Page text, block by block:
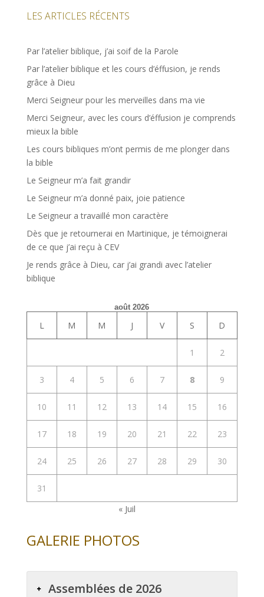
LES ARTICLES RÉCENTS
Par l’atelier biblique, j’ai soif de la Parole
Par l’atelier biblique et les cours d’éffusion, je rends
grâce à Dieu
Merci Seigneur pour les merveilles dans ma vie
Merci Seigneur, avec les cours d’éffusion je comprends
mieux la bible
Les cours bibliques m’ont permis de me plonger dans
la bible
Le Seigneur m’a fait grandir
Le Seigneur m’a donné paix, joie patience
Le Seigneur a travaillé mon caractère
Dès que je retournerai en Martinique, je témoignerai
de ce que j’ai reçu à CEV
Je rends grâce à Dieu, car j’ai grandi avec l’atelier
biblique
août 2026
L M M J V S D
1 2
3 4 5 6 7 8 9
10 11 12 13 14 15 16
17 18 19 20 21 22 23
24 25 26 27 28 29 30
31
« Juil
GALERIE PHOTOS
Assemblées de 2026